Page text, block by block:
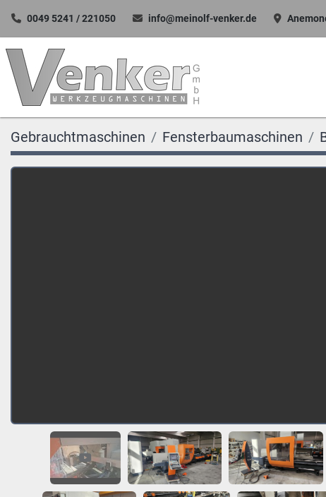
0049 5241 / 221050 info@meinolf-venker.de
Gebrauchtmaschinen Fensterbaumaschinen